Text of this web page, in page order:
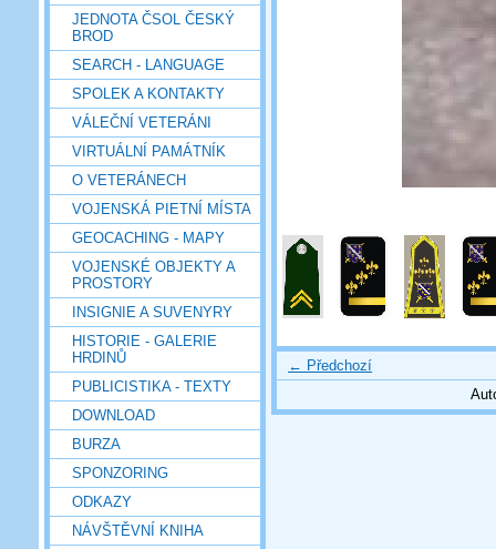
JEDNOTA ČSOL ČESKÝ
BROD
SEARCH - LANGUAGE
SPOLEK A KONTAKTY
VÁLEČNÍ VETERÁNI
VIRTUÁLNÍ PAMÁTNÍK
O VETERÁNECH
VOJENSKÁ PIETNÍ MÍSTA
GEOCACHING - MAPY
VOJENSKÉ OBJEKTY A
PROSTORY
INSIGNIE A SUVENYRY
HISTORIE - GALERIE
HRDINŮ
PUBLICISTIKA - TEXTY
DOWNLOAD
BURZA
SPONZORING
ODKAZY
NÁVŠTĚVNÍ KNIHA
← Předchozí